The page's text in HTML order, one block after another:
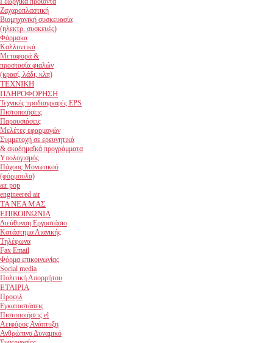
Ζαχαροπλαστική
Βιομηχανική συσκευασία
(ηλεκτρ. συσκευές)
Φάρμακα
Καλλυντικά
Μεταφορά &
προστασία φιαλών
(κρασί, λάδι, κλπ)
ΤΕΧΝΙΚΗ
ΠΛΗΡΟΦΟΡΗΣΗ
Τεχνικές προδιαγραφές EPS
Πιστοποιήσεις
Παρουσιάσεις
Μελέτες εφαρμογών
Συμμετοχή σε ερευνητικά
& ακαδημαΐκά προγράμματα
Υπολογισμός
Πάχους Μονωτικού
(φόρμουλα)
air pop
engineered air
ΤΑ ΝΕΑ ΜΑΣ
ΕΠΙΚΟΙΝΩΝΙΑ
Διεύθυνση Εργοστάσιο
Κατάστημα Λιανικής
Τηλέφωνα
Fax Email
Φόρμα επικοινωνίας
Social media
Πολιτική Απορρήτου
ΕΤΑΙΡΙΑ
Προφιλ
Εγκαταστάσεις
Πιστοποιήσεις el
Αειφόρος Ανάπτυξη
Ανθρώπινο Δυναμικό